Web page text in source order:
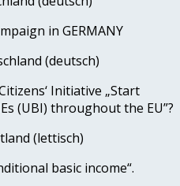
in GERMANY
(deutsch)
Initiative „Start
(UBI) throughout the EU”?
(lettisch)
basic income“.